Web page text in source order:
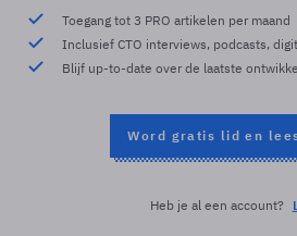
Toegang tot 3 PRO artikelen per maand
Inclusief CTO interviews, podcasts,
Blijf up-to-date over de laatste
Word gratis lid en
Heb je al een account?